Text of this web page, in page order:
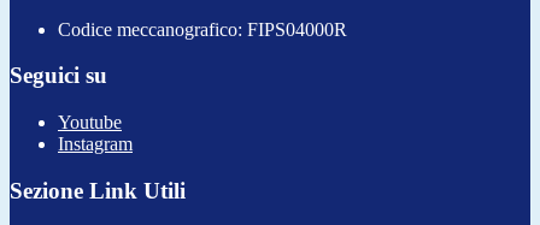
Codice meccanografico: FIPS04000R
Seguici su
Youtube
Instagram
Sezione Link Utili